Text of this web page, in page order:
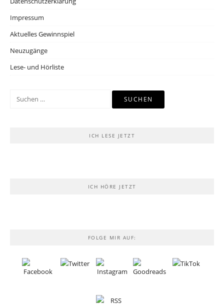
Impressum
Aktuelles Gewinnspiel
Neuzugänge
Lese- und Hörliste
Suchen
ICH LESE JETZT
ICH HÖRE JETZT
FOLGE MIR AUF: